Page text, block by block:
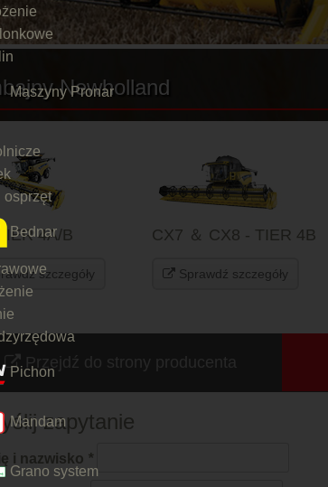
Maszyny Pronar
osprzęt
Bednar
Pichon
Mandam
Grano system
Newholland
4A/B
szczegóły
CX7 ＆ CX8 - TIER 4B
Sprawdź szczegóły
Przejdź do strony producenta
zapytanie
i nazwisko